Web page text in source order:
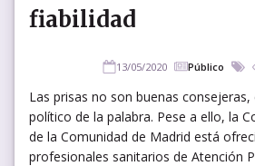
fiabilidad
13/05/2020 Público
Las prisas no son buenas
político de la palabra. Pese a ello, la
de la Comunidad de Madrid está
profesionales sanitarios de Atención